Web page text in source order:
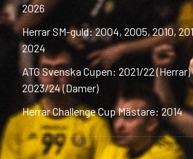
2026
Herrar SM-guld: 2004, 2005, 2010,
2024
ATG Svenska Cupen: 2021/22
2023/24 (Damer)
Herrar Challenge Cup Mästare: 2014